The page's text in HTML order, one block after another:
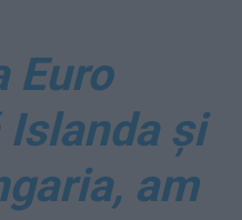
Euro
și
am